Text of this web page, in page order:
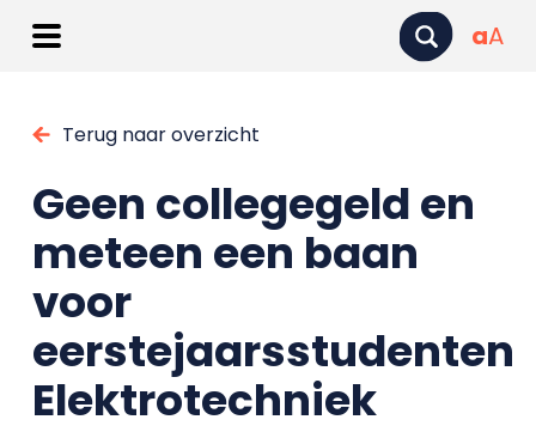
aA
Terug naar overzicht
Geen collegegeld en
meteen een baan
voor
eerstejaarsstudenten
Elektrotechniek